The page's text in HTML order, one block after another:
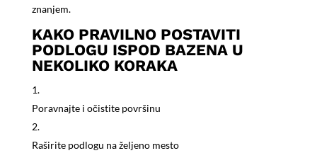
znanjem.
KAKO PRAVILNO POSTAVITI
PODLOGU ISPOD BAZENA U
NEKOLIKO KORAKA
Poravnajte i očistite površinu
Raširite podlogu na željeno mesto